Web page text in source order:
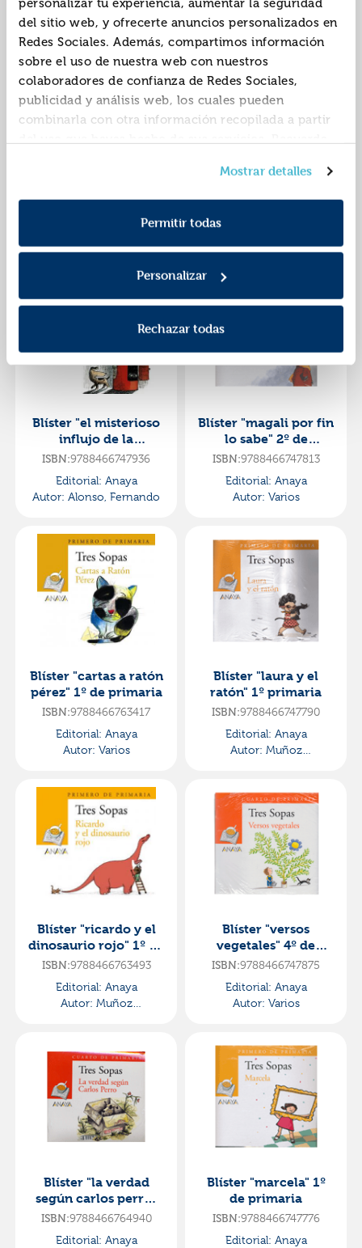
personalizar tu experiencia, aumentar la seguridad
del sitio web, y ofrecerte anuncios personalizados en
Redes Sociales. Además, compartimos información
sobre el uso de nuestra web con nuestros
colaboradores de confianza de Redes Sociales,
publicidad y análisis web, los cuales pueden
combinarla con otra información recopilada a partir
consentimiento en cualquier momento. Para más
información consulta laPolítica de Cookiesy la
Política de Privacidad.
Mostrar detalles
Permitir todas
Personalizar
Rechazar todas
primaria
Autor:Nesquens, Daniel
Blíster "la historia de
primaria
Autor:Lembcke,
Blíster "el misterioso
influjo de la
barquillera" 6º de
ISBN:9788466747936
Editorial: Anaya
Autor: Alonso, Fernando
Blíster "magali por fin
lo sabe" 2º de
primaria
ISBN:9788466747813
Editorial: Anaya
Autor: Varios
Blíster "cartas a ratón
pérez" 1º de primaria
ISBN:9788466763417
Editorial: Anaya
Autor: Varios
Blíster "laura y el
ratón" 1º primaria
ISBN:9788466747790
Editorial: Anaya
Autor: Muñoz
Blíster "ricardo y el
dinosaurio rojo" 1º de
primaria
ISBN:9788466763493
Editorial: Anaya
Autor: Muñoz
Blíster "versos
vegetales" 4º de
primaria
ISBN:9788466747875
Editorial: Anaya
Autor: Varios
Blíster "la verdad
según carlos perro"
4º de primaria
ISBN:9788466764940
Editorial: Anaya
Blíster "marcela" 1º
de primaria
ISBN:9788466747776
Editorial: Anaya